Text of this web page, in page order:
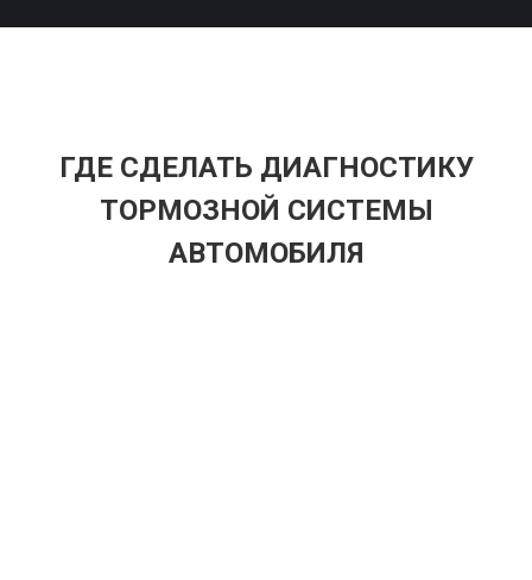
ГДЕ СДЕЛАТЬ ДИАГНОСТИКУ
ТОРМОЗНОЙ СИСТЕМЫ
АВТОМОБИЛЯ